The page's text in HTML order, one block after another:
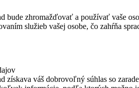
bude zhromažďovať a používať vaše
služieb vašej osobe, čo zahŕňa
získava váš dobrovoľný súhlas so